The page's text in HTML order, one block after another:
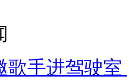
歌手进驾驶